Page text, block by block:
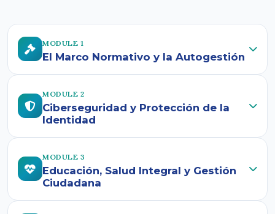
MODULE 1
El Marco Normativo y la Autogestión
MODULE 2
Ciberseguridad y Protección de la
Identidad
MODULE 3
Educación, Salud Integral y Gestión
Ciudadana